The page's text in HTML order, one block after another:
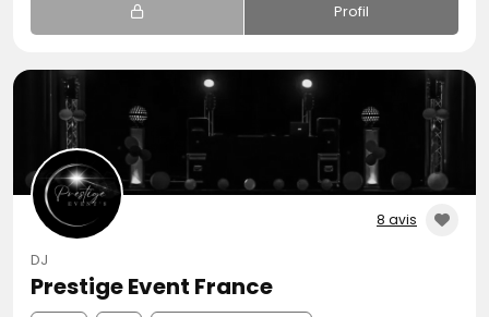
Profil
8 avis
DJ
Prestige Event France